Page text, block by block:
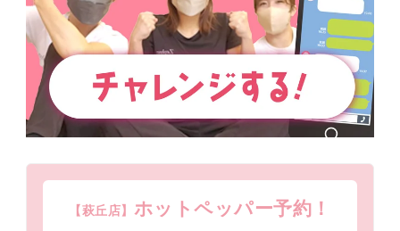
【萩丘店】 ホットペッパー予約！